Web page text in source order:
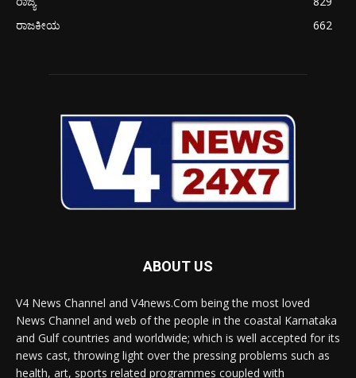
ರಾಜಕೀಯ
662
ABOUT US
V4 News Channel and V4news.Com being the most loved
News Channel and web of the people in the coastal Karnataka
and Gulf countries and worldwide; which is well accepted for its
news cast, throwing light over the pressing problems such as
health, art, sports related programmes coupled with